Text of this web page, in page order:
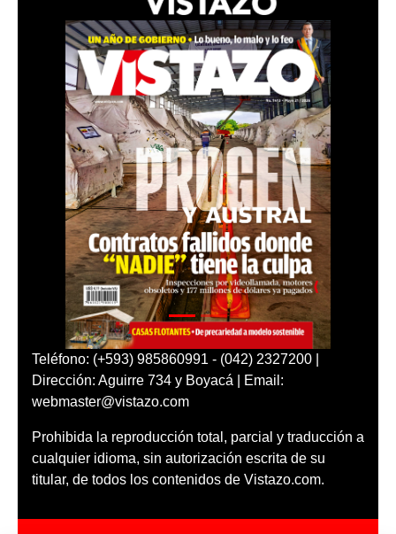
Teléfono: (+593) 985860991 - (042) 2327200 |
Dirección: Aguirre 734 y Boyacá | Email:
webmaster@vistazo.com
Prohibida la reproducción total, parcial y traducción a
cualquier idioma, sin autorización escrita de su
titular, de todos los contenidos de Vistazo.com.